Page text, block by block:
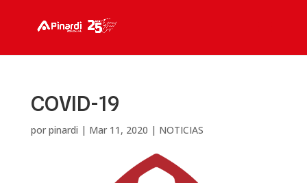
COVID-19
por pinardi | Mar 11, 2020 | NOTICIAS